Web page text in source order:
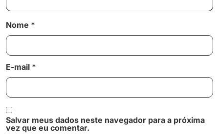
Nome *
E-mail *
Salvar meus dados neste navegador para a próxima
vez que eu comentar.